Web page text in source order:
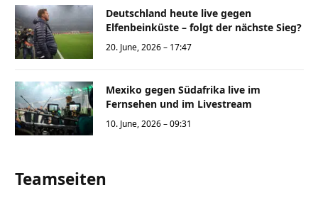
Deutschland heute live gegen
Elfenbeinküste – folgt der nächste Sieg?
20. June, 2026 – 17:47
Mexiko gegen Südafrika live im
Fernsehen und im Livestream
10. June, 2026 – 09:31
Teamseiten